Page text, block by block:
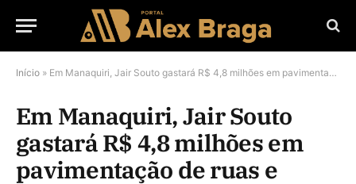
Início » Em Manaquiri, Jair Souto gastará R$ 4,8 milhões em pavimentação de ruas e avenidas
Em Manaquiri, Jair Souto
gastará R$ 4,8 milhões em
pavimentação de ruas e